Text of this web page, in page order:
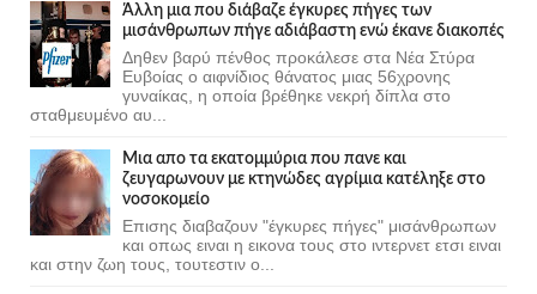
Άλλη μια που διάβαζε έγκυρες πήγες των
μισάνθρωπων πήγε αδιάβαστη ενώ έκανε διακοπές
Δηθεν βαρύ πένθος προκάλεσε στα Νέα Στύρα
Ευβοίας ο αιφνίδιος θάνατος μιας 56χρονης
γυναίκας, η οποία βρέθηκε νεκρή δίπλα στο
σταθμευμένο αυ...
Μια απο τα εκατομμύρια που πανε και
ζευγαρωνουν με κτηνώδες αγρίμια κατέληξε στο
νοσοκομείο
Επισης διαβαζουν "έγκυρες πήγες" μισάνθρωπων
και οπως ειναι η εικονα τους στο ιντερνετ ετσι ειναι
και στην ζωη τους, τουτεστιν ο...